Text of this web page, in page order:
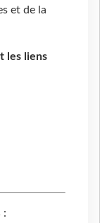
et de la
les liens
: